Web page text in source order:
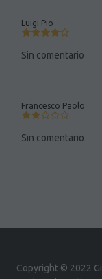
Luigi Pio
Sin comentario
Francesco Paolo
Sin comentario
Copyright © 2022